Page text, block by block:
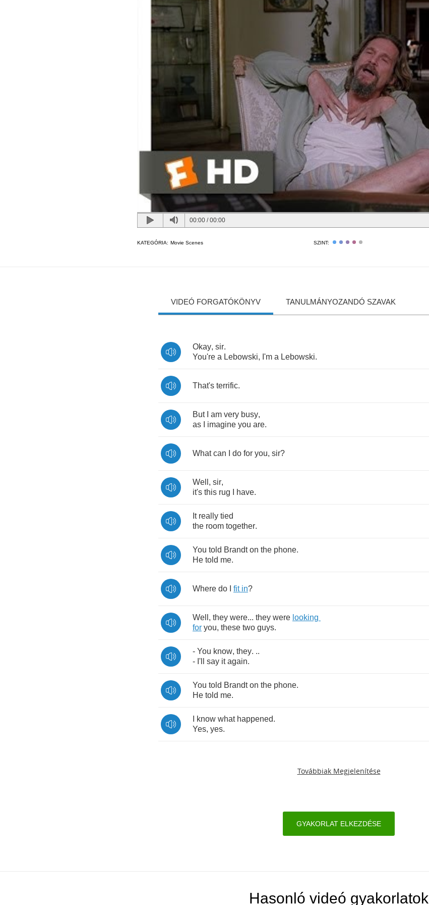
00:00 /00:00
KATEGÓRIA: Movie Scenes SZINT:
VIDEÓ FORGATÓKÖNYV TANULMÁNYOZANDÓ SZAVAK
Okay, sir.
You're a Lebowski, I'm a Lebowski.
That's terrific.
But am very busy,
as
imagine you are.
What can do for you, sir?
Well , sir,
it's this rug have.
It really tied
the room together.
You told Brandt on the phone.
He told me.
Where do fit in?
Well , they were... they were looking
for you, these two guys.
- You know, they. ..
- I'll say it again.
You told Brandt on the phone.
He told me.
know what happened.
Yes, yes.
Továbbiak Megjelenítése
GYAKORLAT ELKEZDÉSE
Hasonló videó gyakorlatok